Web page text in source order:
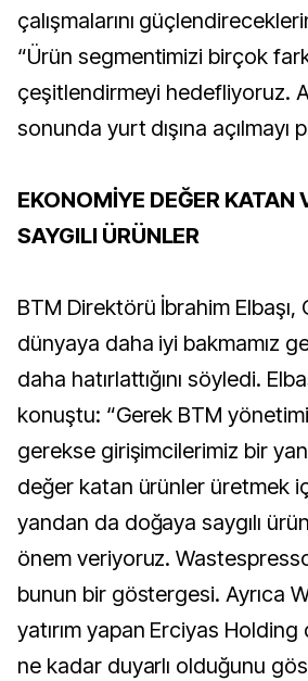
çalışmalarını
“Ürün segmentimizi birçok
çeşitlendirmeyi hedefliyoruz.
sonunda yurt dışına açılmayı
EKONOMİYE DEĞER KATAN
SAYGILI ÜRÜNLER
BTM Direktörü İbrahim Elbaşı,
dünyaya daha iyi bakmamız
daha hatırlattığını söyledi.
konuştu: “Gerek BTM
gerekse girişimcilerimiz bir
değer katan ürünler üretmek
yandan da doğaya saygılı
önem veriyoruz.
bunun bir göstergesi. Ayrıca
yatırım yapan Erciyas Holding
ne kadar duyarlı olduğunu